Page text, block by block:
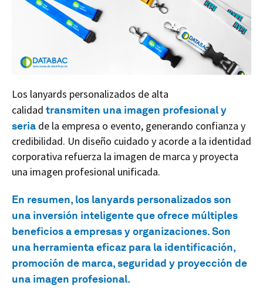
Los lanyards personalizados de alta
calidad transmiten una imagen profesional y
seria de la empresa o evento, generando confianza y
credibilidad. Un diseño cuidado y acorde a la identidad
corporativa refuerza la imagen de marca y proyecta
una imagen profesional unificada.
En resumen, los lanyards personalizados son
una inversión inteligente que ofrece múltiples
beneficios a empresas y organizaciones. Son
una herramienta eficaz para la identificación,
promoción de marca, seguridad y proyección de
una imagen profesional.